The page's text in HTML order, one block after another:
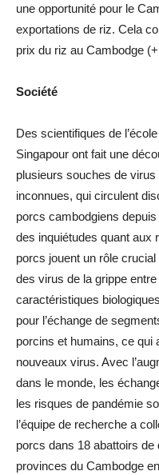
une opportunité pour le
exportations de riz. Cela
prix du riz au Cambodge
Société
Des scientifiques de
Singapour ont fait une
plusieurs souches de virus
inconnues, qui circulent
porcs cambodgiens
des inquiétudes quant aux
porcs jouent un rôle
des virus de la grippe
caractéristiques
pour l’échange de
porcins et humains, ce qui
nouveaux virus. Avec
dans le monde, les
les risques de pandémie
l’équipe de recherche a
porcs dans 18 abattoirs
provinces du Cambodge